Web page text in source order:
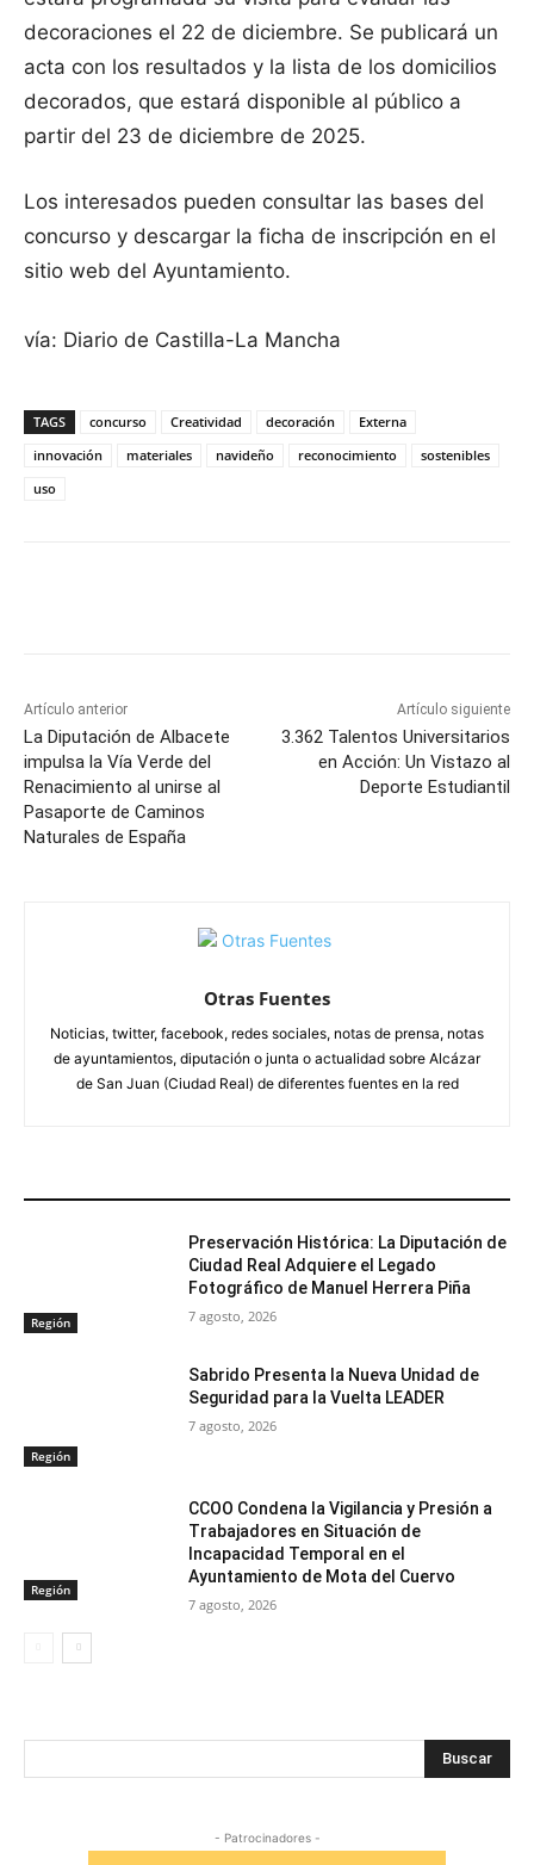
decoraciones el 22 de diciembre. Se publicará un
acta con los resultados y la lista de los domicilios
decorados, que estará disponible al público a
partir del 23 de diciembre de 2025.
Los interesados pueden consultar las bases del
concurso y descargar la ficha de inscripción en el
sitio web del Ayuntamiento.
vía: Diario de Castilla-La Mancha
TAGS concurso Creatividad decoración
Externa
innovación
materiales navideño reconocimiento
sostenibles
uso
Artículo anterior
La Diputación de Albacete
impulsa la Vía Verde del
Renacimiento al unirse al
Pasaporte de Caminos
Naturales de España
Artículo siguiente
3.362 Talentos Universitarios
en Acción: Un Vistazo al
Deporte Estudiantil
Otras Fuentes
Noticias, twitter, facebook, redes sociales, notas de prensa, notas
de ayuntamientos, diputación o junta o actualidad sobre Alcázar
de San Juan (Ciudad Real) de diferentes fuentes en la red
Región
Preservación Histórica: La Diputación de
Ciudad Real Adquiere el Legado
Fotográfico de Manuel Herrera Piña
7 agosto, 2026
Región
Sabrido Presenta la Nueva Unidad de
Seguridad para la Vuelta LEADER
7 agosto, 2026
Región
CCOO Condena la Vigilancia y Presión a
Trabajadores en Situación de
Incapacidad Temporal en el
Ayuntamiento de Mota del Cuervo
7 agosto, 2026
Buscar
- Patrocinadores -